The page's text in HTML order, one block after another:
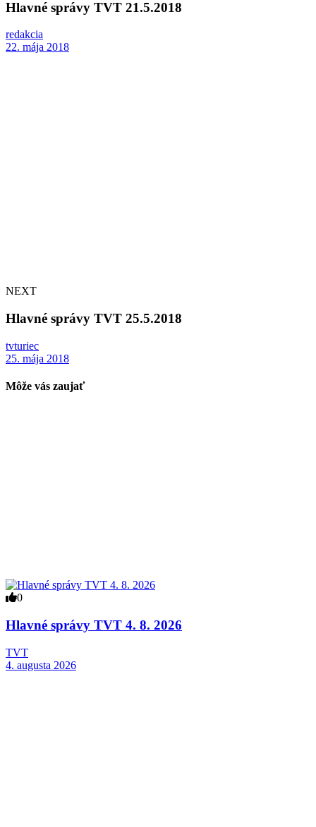
Hlavné správy TVT 21.5.2018
redakcia
22. mája 2018
NEXT
Hlavné správy TVT 25.5.2018
tvturiec
25. mája 2018
Môže vás zaujať
0
Hlavné správy TVT 4. 8. 2026
TVT
4. augusta 2026